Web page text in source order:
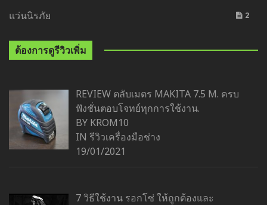
แว่นนิรภัย 2
ต้องการดูรีวิวเพิ่ม
REVIEW ตลับเมตร MAKITA 7.5 M. ครบ
ฟังชั่นตอบโจทย์ทุกการใช้งาน.
BY KROM10
IN รีวิวเครื่องมือช่าง
19/01/2021
7 วิธีใช้งาน รอกโซ่ ให้ถูกต้องและ